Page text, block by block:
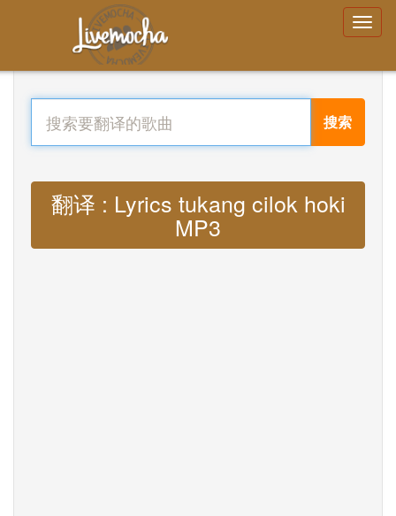
搜索
翻译 : Lyrics tukang cilok hoki
MP3